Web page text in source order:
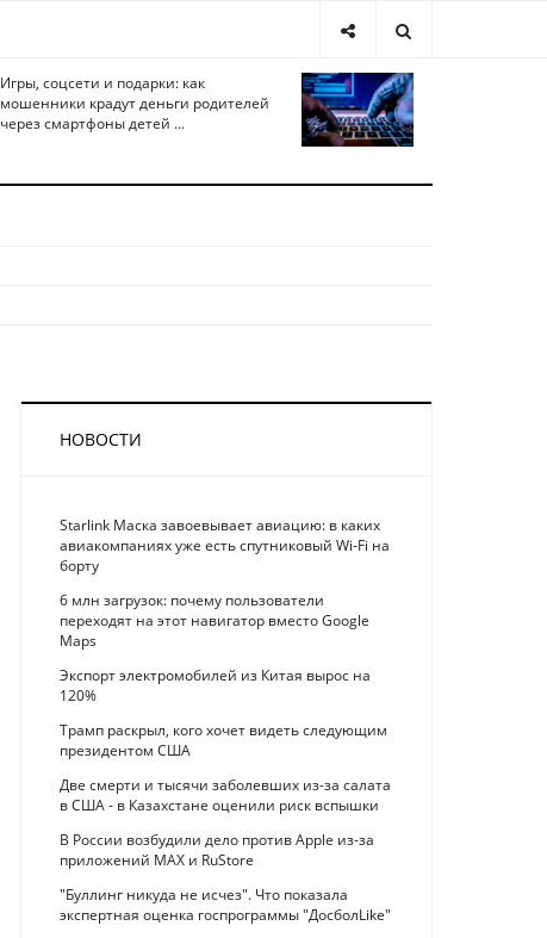
Игры, соцсети и подарки: как
мошенники крадут деньги родителей
через смартфоны детей ...
НОВОСТИ
Starlink Маска завоевывает авиацию: в каких
авиакомпаниях уже есть спутниковый Wi-Fi на
борту
6 млн загрузок: почему пользователи
переходят на этот навигатор вместо Google
Maps
Экспорт электромобилей из Китая вырос на
120%
Трамп раскрыл, кого хочет видеть следующим
президентом США
Две смерти и тысячи заболевших из-за салата
в США - в Казахстане оценили риск вспышки
В России возбудили дело против Apple из-за
приложений MAX и RuStore
"Буллинг никуда не исчез". Что показала
экспертная оценка госпрограммы "ДосболLike"